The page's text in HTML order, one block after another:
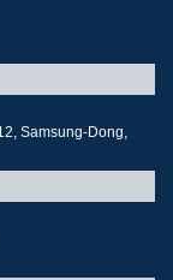
Samsung-Dong,